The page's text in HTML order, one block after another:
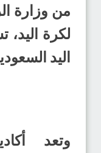
من وزارة
لكرة
اليد
وتعد